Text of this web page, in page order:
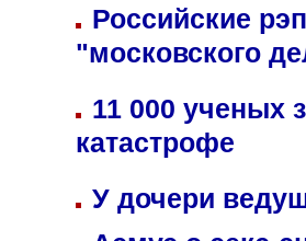
Российские
"московского
11 000 ученых
катастрофе
У дочери